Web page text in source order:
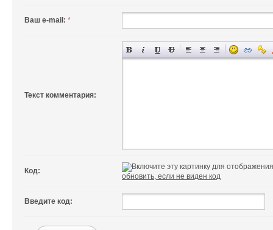
Ваш e-mail: *
Текст комментария:
Код:
обновить, если не виден код
Введите код: